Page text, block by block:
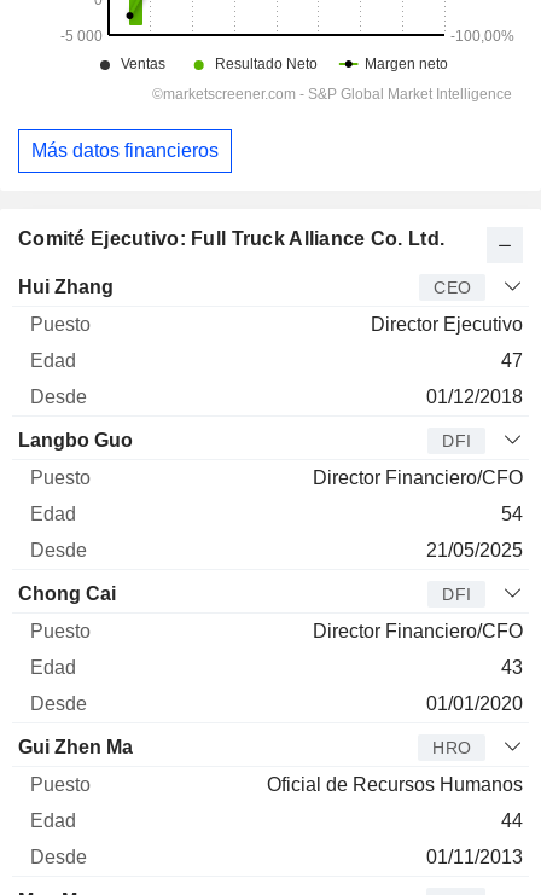
Comité Ejecutivo: Full Truck Alliance Co. Ltd.
Director Puesto
Hui Zhang CEO
Director Ejecutivo
47
01/12/2018
Langbo Guo DFI
Director Financiero/CFO
54
21/05/2025
Chong Cai DFI
Director Financiero/CFO
43
01/01/2020
Gui Zhen Ma HRO
Oficial de Recursos Humanos
44
01/11/2013
Más datos financieros